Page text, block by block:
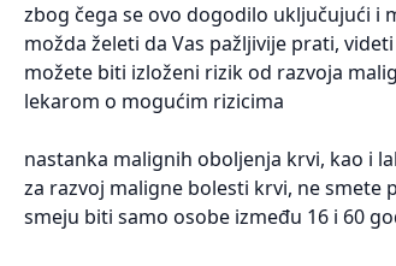
zbog čega se ovo dogodilo uključujući i
možda želeti da Vas pažljivije prati,
možete biti izloženi rizik od razvoja
lekarom o mogućim rizicima
nastanka malignih oboljenja krvi, kao i
za razvoj maligne bolesti krvi, ne smete
smeju biti samo osobe između 16 i 60